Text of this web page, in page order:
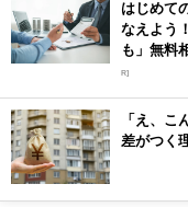
はじめて
なえよう
も」無料
R]
「え、こ
差がつく